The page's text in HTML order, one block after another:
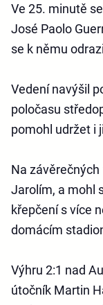
Ve 25. minutě
José Paolo
se k němu
Vedení navýšil
poločasu
pomohl udržet i
Na
Jarolím, a mohl
křepčení s více
domácím
Výhru 2:1 nad
útočník Martin